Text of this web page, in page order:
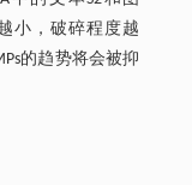
小，破碎程度越
的趋势将会被抑